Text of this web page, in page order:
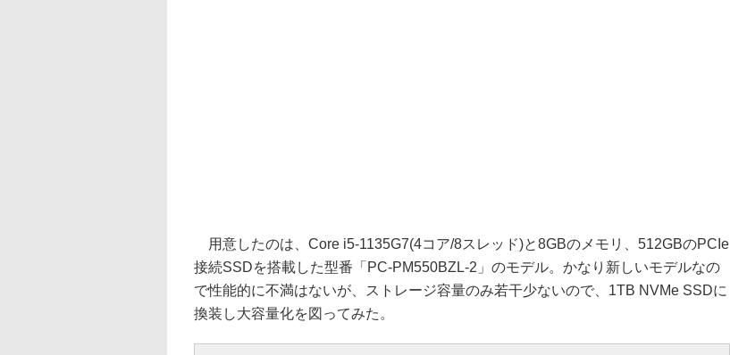
用意したのは、Core i5-1135G7(4コア/8スレッド)と8GBのメモリ、512GBのPCIe
接続SSDを搭載した型番「PC-PM550BZL-2」のモデル。かなり新しいモデルなの
で性能的に不満はないが、ストレージ容量のみ若干少ないので、1TB NVMe SSDに
換装し大容量化を図ってみた。